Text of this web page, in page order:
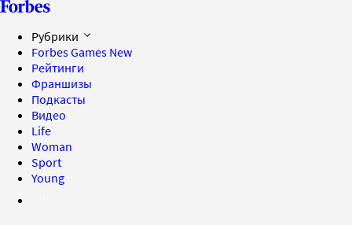
Рубрики
Forbes Games New
Рейтинги
Франшизы
Подкасты
Видео
Life
Woman
Sport
Young